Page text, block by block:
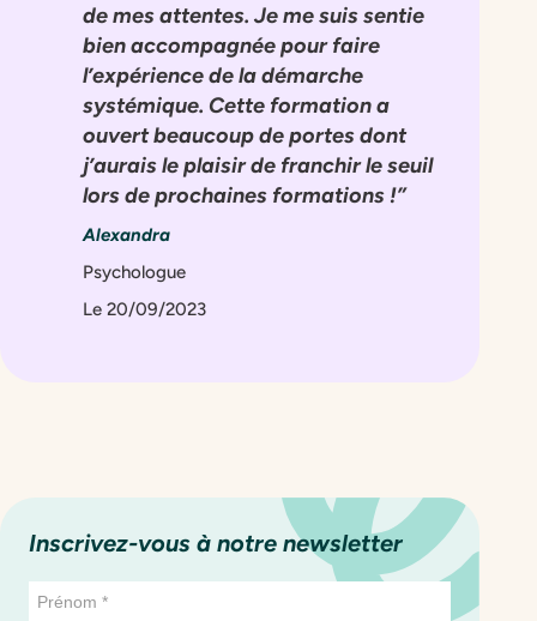
de mes attentes. Je me suis sentie
bien accompagnée pour faire
l’expérience de la démarche
systémique. Cette formation a
ouvert beaucoup de portes dont
j’aurais le plaisir de franchir le seuil
lors de prochaines formations !
Alexandra
Psychologue
Le 20/09/2023
Inscrivez-vous à notre newsletter